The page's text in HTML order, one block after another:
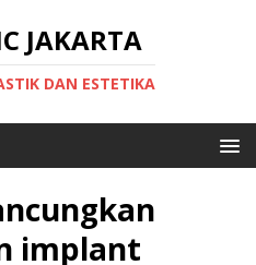
JAKARTA
DAN ESTETIKA
implant